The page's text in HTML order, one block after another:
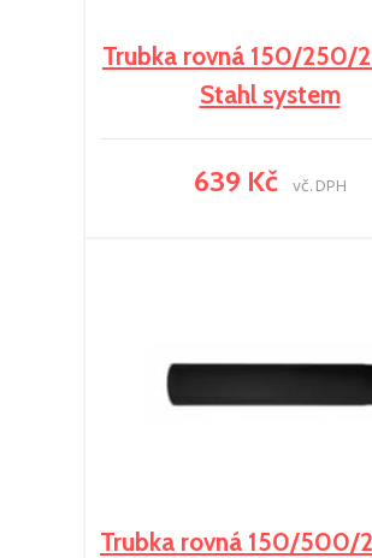
Trubka rovná 150/250/
Stahl system
639 Kč vč. DPH
Trubka rovná 150/500/